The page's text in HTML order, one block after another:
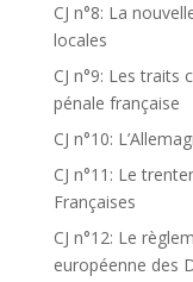
CJ n°8: La
locales
CJ n°9: Les traits
pénale française
CJ n°10:
CJ n°11: Le
Françaises
CJ n°12: Le
européenne des